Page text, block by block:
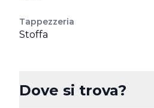
Tappezzeria
Stoffa
Dove si trova?